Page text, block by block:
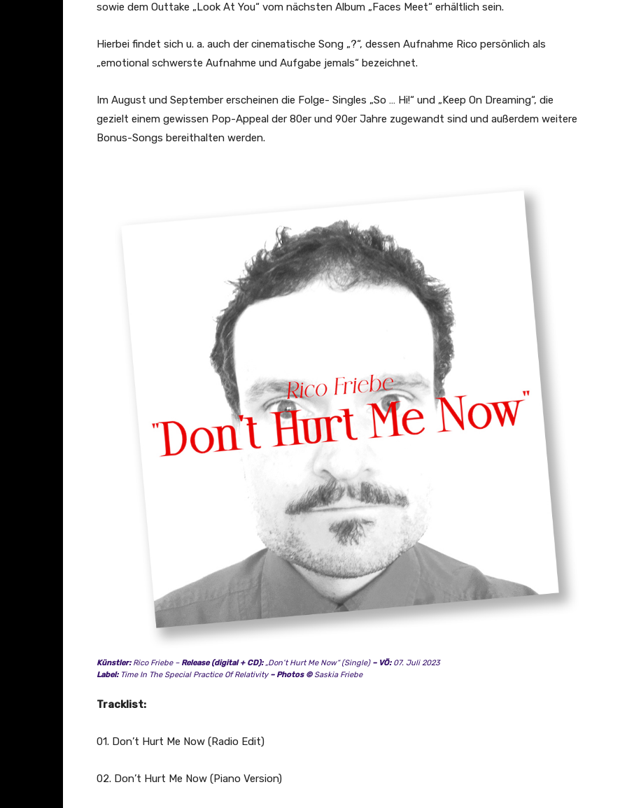
C
A
L
Y
R
I
sowie dem Outtake „Look At You“ vom nächsten Album „Faces Meet“ erhältlich sein.
Hierbei findet sich u. a. auch der cinematische Song „?“, dessen Aufnahme Rico persönlich als
„emotional schwerste Aufnahme und Aufgabe jemals“ bezeichnet.
Im August und September erscheinen die Folge- Singles „So … Hi!“ und „Keep On Dreaming“, die
gezielt einem gewissen Pop-Appeal der 80er und 90er Jahre zugewandt sind und außerdem weitere
Bonus-Songs bereithalten werden.
Künstler:Rico Friebe – Release (digital + CD):„Don’t Hurt Me Now“ (Single)– VÖ: 07. Juli 2023
Label:Time In The Special Practice Of Relativity– Photos ©Saskia Friebe
Tracklist:
01. Don’t Hurt Me Now (Radio Edit)
02. Don’t Hurt Me Now (Piano Version)